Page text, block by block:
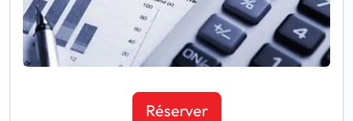
Réserver